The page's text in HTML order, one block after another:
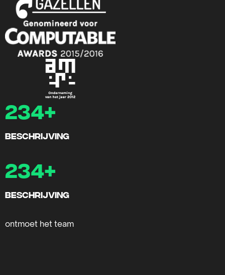
234+
beschrijving
234+
beschrijving
ontmoet het team